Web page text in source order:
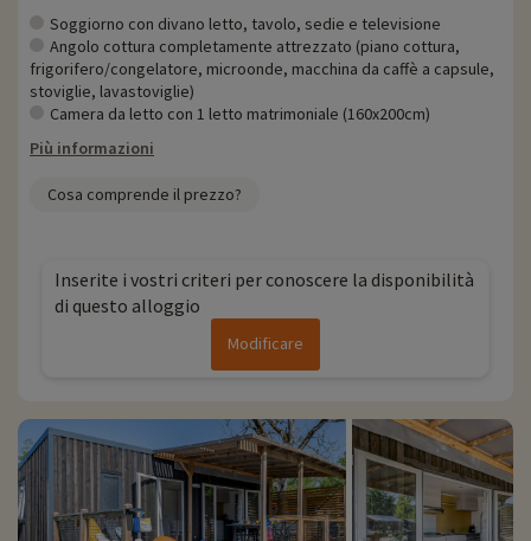
Soggiorno con divano letto, tavolo, sedie e televisione
Angolo cottura completamente attrezzato (piano cottura,
frigorifero/congelatore, microonde, macchina da caffè a capsule,
stoviglie, lavastoviglie)
Camera da letto con 1 letto matrimoniale (160x200cm)
Più informazioni
Cosa comprende il prezzo?
Inserite i vostri criteri per conoscere la disponibilità
di questo alloggio
Modificare